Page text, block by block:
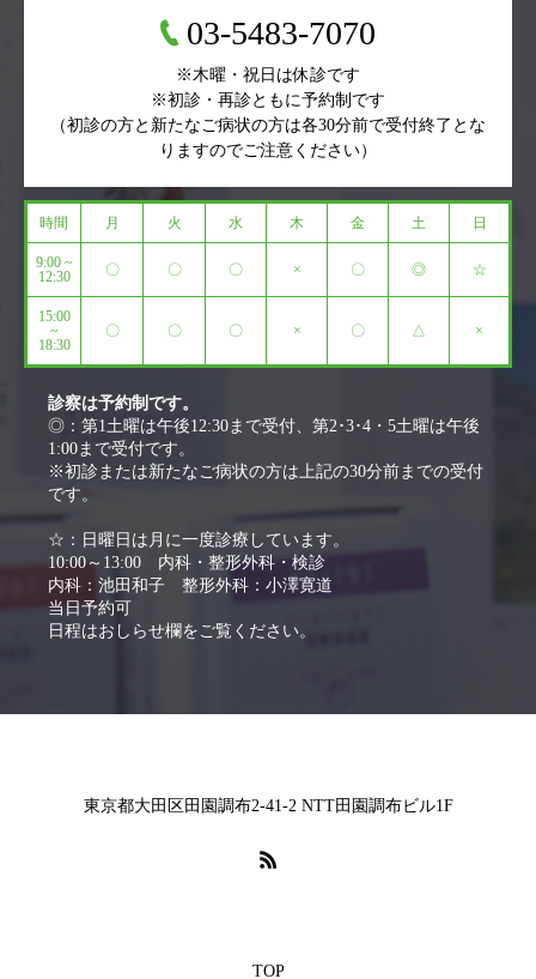
03-5483-7070
※木曜・祝日は休診です
※初診・再診ともに予約制です
（初診の方と新たなご病状の方は各30分前で受付終了とな
りますのでご注意ください）
時間 月 火 水 木 金 土 日
9:00 ~
12:30
〇 〇 〇 × 〇 ◎ ☆
15:00
~
18:30
〇 〇 〇 × 〇 △ ×
診察は予約制です。
◎：第1土曜は午後12:30まで受付、第2･3･4・5土曜は午後
1:00まで受付です。
※初診または新たなご病状の方は上記の30分前までの受付
です。
☆：日曜日は月に一度診療しています。
10:00～13:00 内科・整形外科・検診
内科：池田和子 整形外科：小澤寛道
当日予約可
日程はおしらせ欄をご覧ください。
東京都大田区田園調布2-41-2 NTT田園調布ビル1F
TOP